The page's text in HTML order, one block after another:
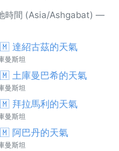
時間 (Asia/Ashgabat) —
達紹古茲的天氣
曼斯坦
土庫曼巴希的天氣
曼斯坦
拜拉馬利的天氣
曼斯坦
阿巴丹的天氣
曼斯坦